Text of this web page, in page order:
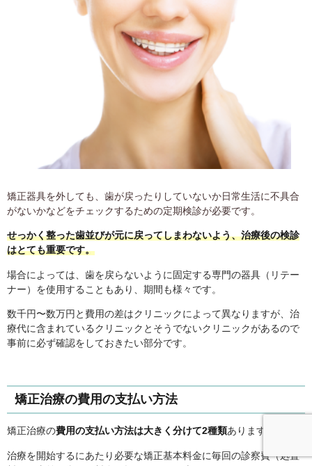
矯正器具を外しても、歯が戻ったりしていないか日常生活に不具合
がないかなどをチェックするための定期検診が必要です。
せっかく整った歯並びが元に戻ってしまわないよう、治療後の検診
はとても重要です。
場合によっては、歯を戻らないように固定する専門の器具（リテー
ナー）を使用することもあり、期間も様々です。
数千円〜数万円と費用の差はクリニックによって異なりますが、治
療代に含まれているクリニックとそうでないクリニックがあるので
事前に必ず確認をしておきたい部分です。
矯正治療の費用の支払い方法
矯正治療の費用の支払い方法は大きく分けて2種類あります。
治療を開始するにあたり必要な矯正基本料金に毎回の診察費（処置